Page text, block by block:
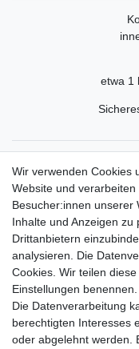
etwa 1
Rechtliche
Widerrufsrecht
Widerrufsformular
Datenschutzerklärung
AGB
Impressum
Wir verwenden Cookies
Website und
Besucher:innen unserer
Inhalte und Anzeigen zu
Drittanbietern
analysieren. Die
Cookies. Wir teilen
Einstellungen benennen.
Die Datenverarbeitung
berechtigten Interesses
oder abgelehnt werden.